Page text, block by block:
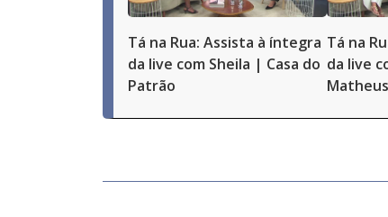
Tá na Rua: Assista à íntegra
da live com Sheila | Casa do
Patrão
Tá na
da live